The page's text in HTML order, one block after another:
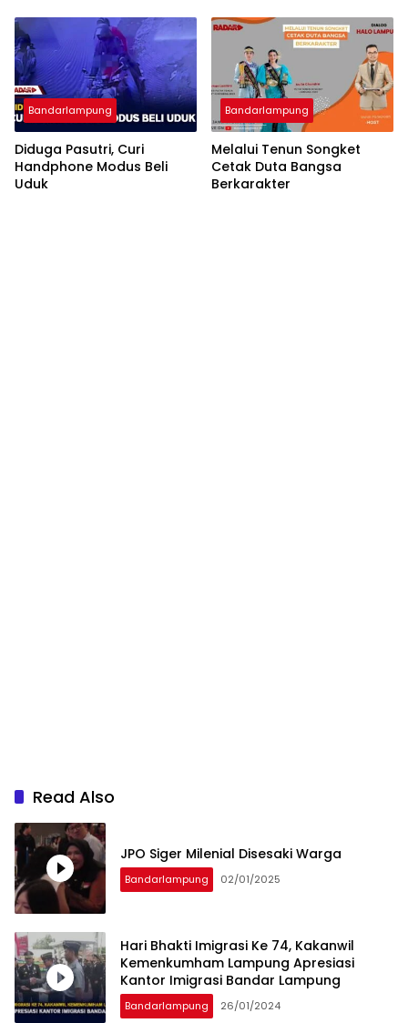
Bandarlampung
Diduga Pasutri, Curi
Handphone Modus Beli
Uduk
Bandarlampung
Melalui Tenun Songket
Cetak Duta Bangsa
Berkarakter
Read Also
JPO Siger Milenial Disesaki Warga
Bandarlampung 02/01/2025
Hari Bhakti Imigrasi Ke 74, Kakanwil
Kemenkumham Lampung Apresiasi
Kantor Imigrasi Bandar Lampung
Bandarlampung 26/01/2024